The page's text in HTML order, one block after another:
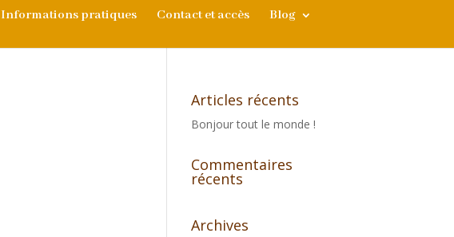
Informations pratiques Contact et accès Blog
Articles récents
Bonjour tout le monde !
Commentaires
récents
Archives